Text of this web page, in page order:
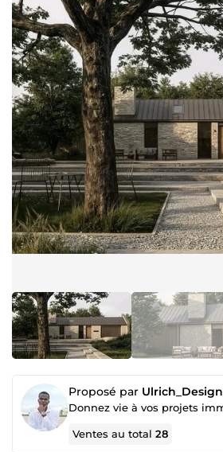
Proposé par Ulrich_Design_
Ventes au total28